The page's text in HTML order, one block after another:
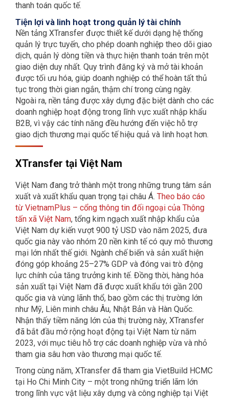
thanh toán quốc tế.
Tiện lợi và linh hoạt trong quản lý tài chính
Nền tảng XTransfer được thiết kế dưới dạng hệ thống
quản lý trực tuyến, cho phép doanh nghiệp theo dõi giao
dịch, quản lý dòng tiền và thực hiện thanh toán trên một
giao diện duy nhất. Quy trình đăng ký và mở tài khoản
được tối ưu hóa, giúp doanh nghiệp có thể hoàn tất thủ
tục trong thời gian ngắn, thậm chí trong cùng ngày.
Ngoài ra, nền tảng được xây dựng đặc biệt dành cho các
doanh nghiệp hoạt động trong lĩnh vực xuất nhập khẩu
B2B, vì vậy các tính năng đều hướng đến việc hỗ trợ
giao dịch thương mại quốc tế hiệu quả và linh hoạt hơn.
XTransfer tại Việt Nam
Việt Nam đang trở thành một trong những trung tâm sản
xuất và xuất khẩu quan trọng tại châu Á. Theo báo cáo
từ VietnamPlus – cổng thông tin đối ngoại của Thông
tấn xã Việt Nam, tổng kim ngạch xuất nhập khẩu của
Việt Nam dự kiến vượt 900 tỷ USD vào năm 2025, đưa
quốc gia này vào nhóm 20 nền kinh tế có quy mô thương
mại lớn nhất thế giới. Ngành chế biến và sản xuất hiện
đóng góp khoảng 25–27% GDP và đóng vai trò động
lực chính của tăng trưởng kinh tế. Đồng thời, hàng hóa
sản xuất tại Việt Nam đã được xuất khẩu tới gần 200
quốc gia và vùng lãnh thổ, bao gồm các thị trường lớn
như Mỹ, Liên minh châu Âu, Nhật Bản và Hàn Quốc.
Nhận thấy tiềm năng lớn của thị trường này, XTransfer
đã bắt đầu mở rộng hoạt động tại Việt Nam từ năm
2023, với mục tiêu hỗ trợ các doanh nghiệp vừa và nhỏ
tham gia sâu hơn vào thương mại quốc tế.
Trong cùng năm, XTransfer đã tham gia VietBuild HCMC
tại Ho Chi Minh City – một trong những triển lãm lớn
trong lĩnh vực vật liệu xây dựng và công nghiệp tại Việt